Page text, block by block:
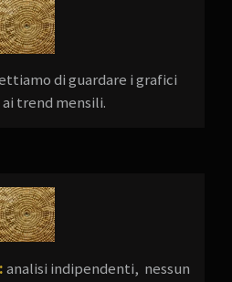
di guardare i grafici
trend mensili.
analisi indipendenti, nessun